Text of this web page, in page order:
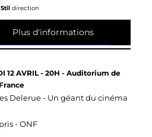
Stildirection
Plus d'informations
12 AVRIL - 20H - Auditorium de
Delerue - Un géant du cinéma
- ONF